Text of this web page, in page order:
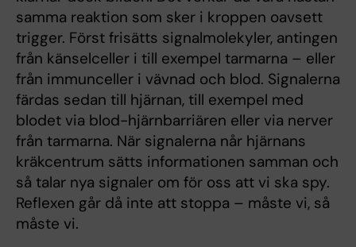
samma reaktion som sker i kroppen oavsett
trigger. Först frisätts signalmolekyler, antingen
från känselceller i till exempel tarmarna – eller
från immunceller i vävnad och blod. Signalerna
färdas sedan till hjärnan, till exempel med
blodet via blod-hjärnbarriären eller via nerver
från tarmarna. När signalerna når hjärnans
kräkcentrum sätts informationen samman och
så talar nya signaler om för oss att vi ska spy.
Reflexen går då inte att stoppa – måste vi, så
måste vi.